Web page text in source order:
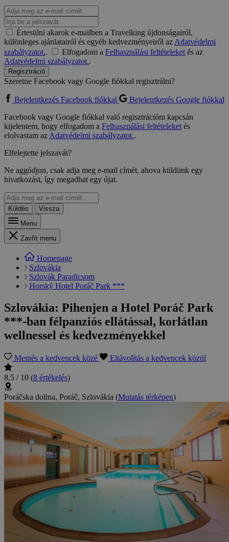
Értesülni akarok e-mailben a Travelking újdonságairól,
különleges ajánlatairól és egyéb kedvezményeiről azAdatvédelmi
szabályzatot.. Elfogadom a Felhasználási feltételeketés az
Adatvédelmi szabályzatot..
Regisztráció
Szeretne Facebook vagy Google fiókkal regisztrálni?
Bejelentkezés Facebook fiókkal
Bejelentkezés Google fiókkal
Facebook vagy Google fiókkal való regisztrációm kapcsán
kijelentem, hogy elfogadom a Felhasználási feltételeketés
elolvastam azAdatvédelmi szabályzatot..
Elfelejtette jelszavát?
Ne aggódjon, csak adja meg e-mail címét, ahova küldünk egy
hivatkozást, így megadhat egy újat.
Küldés
Vissza
Menu
Zavřít menu
Homepage
Szlovákia
Szlovák Paradicsom
Horský Hotel Poráč Park ***
Szlovákia: Pihenjen a Hotel Poráč Park
***-ban félpanziós ellátással, korlátlan
wellnessel és kedvezményekkel
Mentés a kedvencek közé Eltávolítás a kedvencek közül
8,5 / 10 (8 értékelés)
Poráčska dolina, Poráč, Szlovákia (Mutatás térképen)